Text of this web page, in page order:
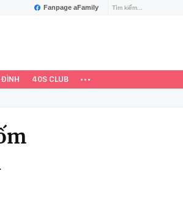
Fanpage aFamily
40S CLUB